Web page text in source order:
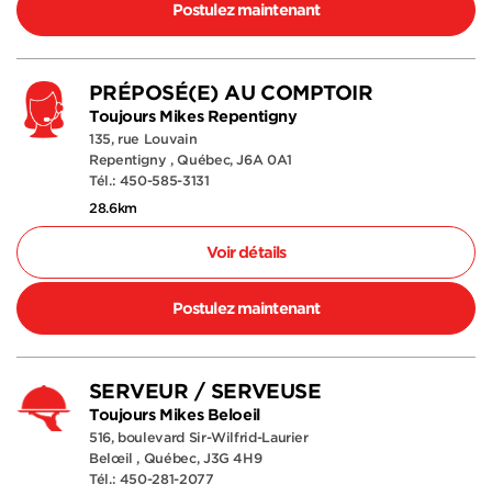
Postulez maintenant
PRÉPOSÉ(E) AU COMPTOIR
Toujours Mikes Repentigny
135, rue Louvain
Repentigny , Québec, J6A 0A1
Tél.: 450-585-3131
28.6km
Voir détails
Postulez maintenant
SERVEUR / SERVEUSE
Toujours Mikes Beloeil
516, boulevard Sir-Wilfrid-Laurier
Belœil , Québec, J3G 4H9
Tél.: 450-281-2077